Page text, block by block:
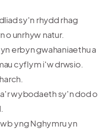
sy'n rhydd rhag
o unrhyw natur.
erbyn gwahaniaethu a
cyflym i'w drwsio.
wybodaeth sy'n dod o
yng Nghymru yn